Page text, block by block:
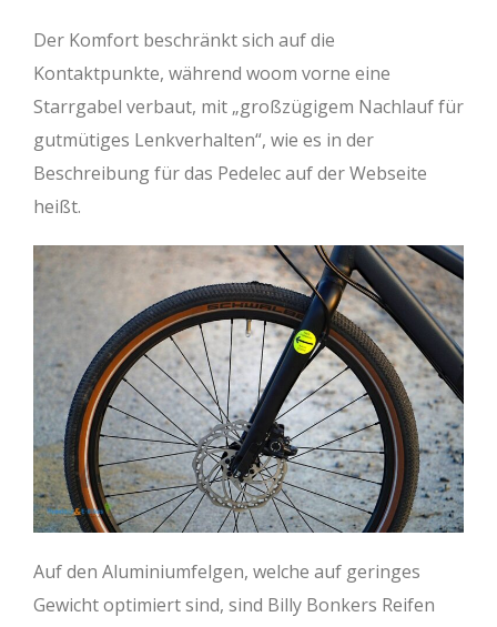
Der Komfort beschränkt sich auf die
Kontaktpunkte, während woom vorne eine
Starrgabel verbaut, mit „großzügigem Nachlauf für
gutmütiges Lenkverhalten“, wie es in der
Beschreibung für das Pedelec auf der Webseite
heißt.
Auf den Aluminiumfelgen, welche auf geringes
Gewicht optimiert sind, sind Billy Bonkers Reifen